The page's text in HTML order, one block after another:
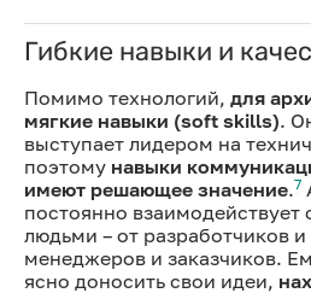
Гибкие навыки и
Помимо технологий, для
мягкие навыки (soft skills).
выступает лидером на
поэтому навыки
имеют решающее значение.7
постоянно взаимодействует
людьми – от разработчиков
менеджеров и заказчиков.
ясно доносить свои идеи,